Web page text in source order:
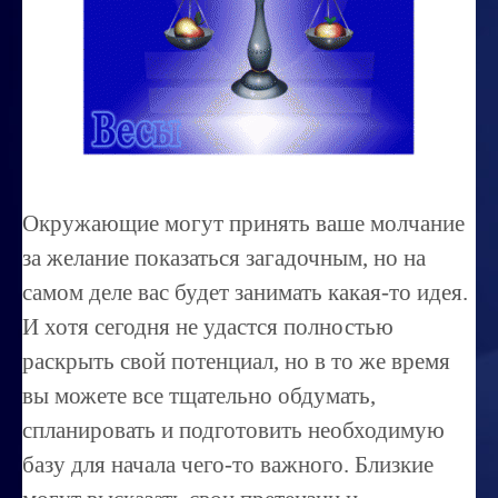
Миссиональность
Королевский гороскоп
Найти идеального партнера
Корректировка характера
Совместимость
Занятия по расшифровке снов
Магия денег
Окружающие могут принять ваше молчание
за желание показаться загадочным, но на
самом деле вас будет занимать какая-то идея.
И хотя сегодня не удастся полностью
раскрыть свой потенциал, но в то же время
вы можете все тщательно обдумать,
спланировать и подготовить необходимую
базу для начала чего-то важного. Близкие